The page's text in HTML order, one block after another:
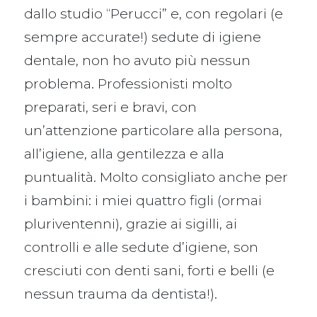
dallo studio “Perucci” e, con regolari (e
sempre accurate!) sedute di igiene
dentale, non ho avuto più nessun
problema. Professionisti molto
preparati, seri e bravi, con
un’attenzione particolare alla persona,
all’igiene, alla gentilezza e alla
puntualità. Molto consigliato anche per
i bambini: i miei quattro figli (ormai
pluriventenni), grazie ai sigilli, ai
controlli e alle sedute d’igiene, son
cresciuti con denti sani, forti e belli (e
nessun trauma da dentista!).